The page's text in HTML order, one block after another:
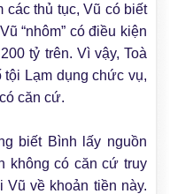
các thủ tục, Vũ có biết
“nhôm” có điều kiện
tỷ trên. Vì vậy, Toà
tội Lạm dụng chức vụ,
căn cứ.
biết Bình lấy nguồn
không có căn cứ truy
về khoản tiền này.